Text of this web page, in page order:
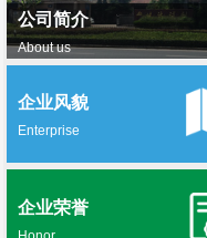
公司简介
About us
企业风貌
Enterprise
企业荣誉